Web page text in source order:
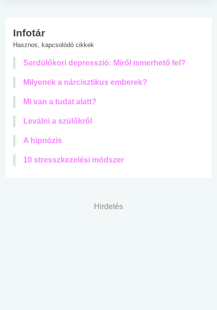
Infotár
Hasznos, kapcsolódó cikkek
Serdülőkori depresszió: Miről ismerhető fel?
Milyenek a nárcisztikus emberek?
Mi van a tudat alatt?
Leválni a szülőkről
A hipnózis
10 stresszkezelési módszer
Hirdetés